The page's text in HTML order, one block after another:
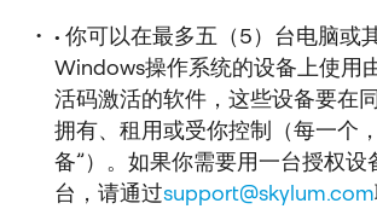
• 你可以在最多五（5）台电脑或
Windows操作系统的设备上使用
活码激活的软件，这些设备要在
拥有、租用或受你控制（每一个
备”）。如果你需要用一台授权设
台，请通过support@skylum.com